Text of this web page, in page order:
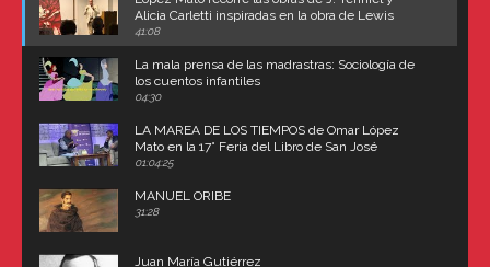
Alicia Carletti inspiradas en la obra de Lewis
Carroll
41:08
La mala prensa de las madrastras: Sociología de
los cuentos infantiles
04:30
LA MAREA DE LOS TIEMPOS de Omar López
Mato en la 17° Feria del Libro de San José
(Uruguay)
01:04:25
MANUEL ORIBE
31:28
Juan María Gutiérrez